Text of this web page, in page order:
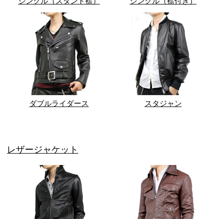
ダブルライダース スタジャン
レザージャケット